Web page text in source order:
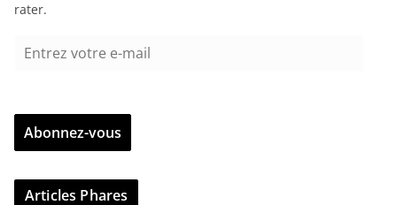
rater.
r
z
v
Abonnez-vous
Articles Phares